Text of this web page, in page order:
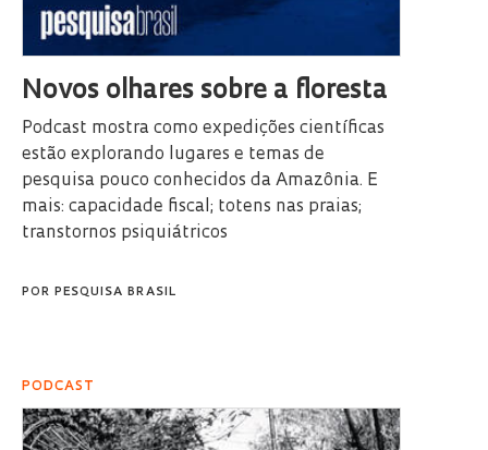
Novos olhares sobre a floresta
Podcast mostra como expedições científicas
estão explorando lugares e temas de
pesquisa pouco conhecidos da Amazônia. E
mais: capacidade fiscal; totens nas praias;
transtornos psiquiátricos
POR PESQUISA BRASIL
PODCAST